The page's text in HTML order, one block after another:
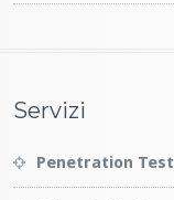
Servizi
Penetration Test